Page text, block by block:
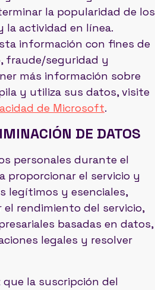
la popularidad de los
actividad en línea.
información con fines de
fraude/seguridad y
más información sobre
y utiliza sus datos, visite
de Microsoft.
DE DATOS
personales durante el
proporcionar el servicio y
legítimos y esenciales,
rendimiento del servicio,
basadas en datos,
legales y resolver
que la suscripción del